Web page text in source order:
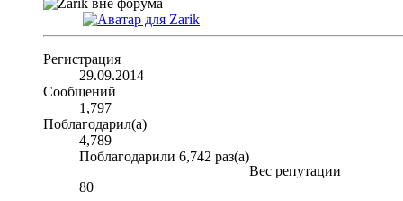
Регистрация
29.09.2014
Сообщений
1,797
Поблагодарил(а)
4,789
Поблагодарили 6,742 раз(а)
Вес репутации
80